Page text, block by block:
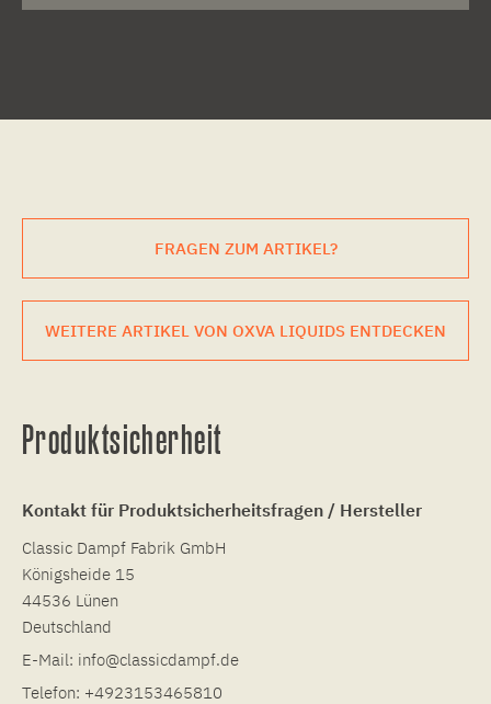
FRAGEN ZUM ARTIKEL?
WEITERE ARTIKEL VON OXVA LIQUIDS ENTDECKEN
Produktsicherheit
Kontakt für Produktsicherheitsfragen / Hersteller
Classic Dampf Fabrik GmbH
Königsheide 15
44536 Lünen
Deutschland
E-Mail: info@classicdampf.de
Telefon: +4923153465810